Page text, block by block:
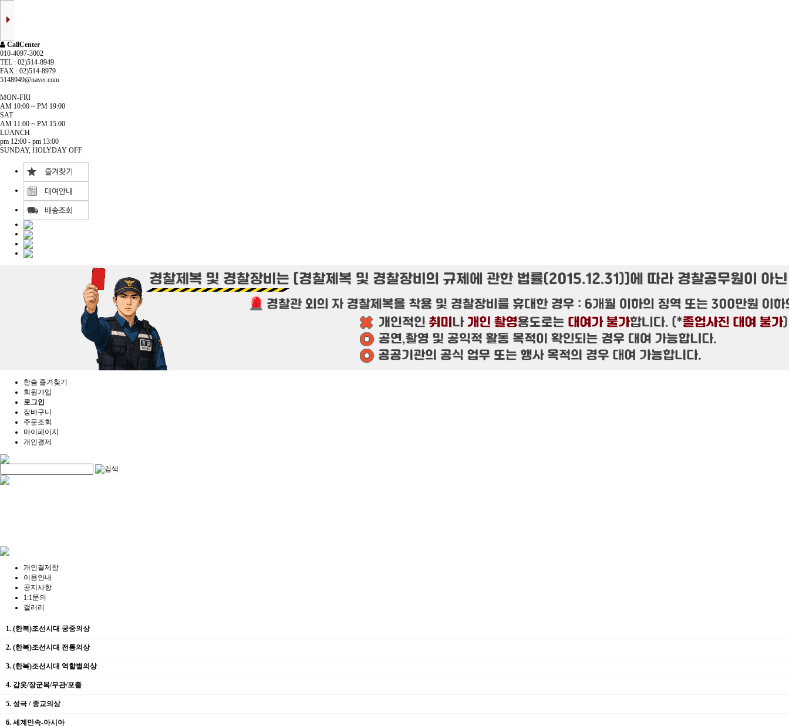
CallCenter
010-4097-3002
TEL : 02)514-8949
FAX : 02)514-8979
5148949@naver.com
MON-FRI
AM 10:00 ~ PM 19:00
SAT
AM 11:00 ~ PM 15:00
LUANCH
pm 12:00 - pm 13:00
SUNDAY, HOLYDAY OFF
한솜 즐겨찾기
회원가입
로그인
장바구니
주문조회
마이페이지
개인결제
개인결제창
이용안내
공지사항
1:1문의
갤러리
1. (한복)조선시대 궁중의상
2. (한복)조선시대 전통의상
3. (한복)조선시대 역할별의상
4. 갑옷/장군복/무관/포졸
5. 성극 / 종교의상
6. 세계민속-아시아